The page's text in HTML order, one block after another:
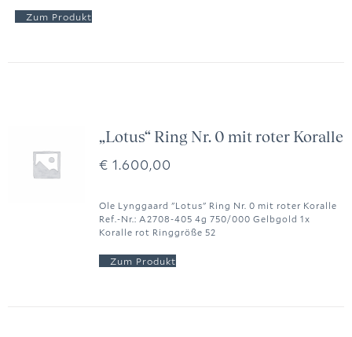
„Lotus“ Ring Nr. 0 mit roter Koralle
€ 1.600,00
Ole Lynggaard "Lotus" Ring Nr. 0 mit roter Koralle
Ref.-Nr.: A2708-405 4g 750/000 Gelbgold 1x
Koralle rot Ringgröße 52